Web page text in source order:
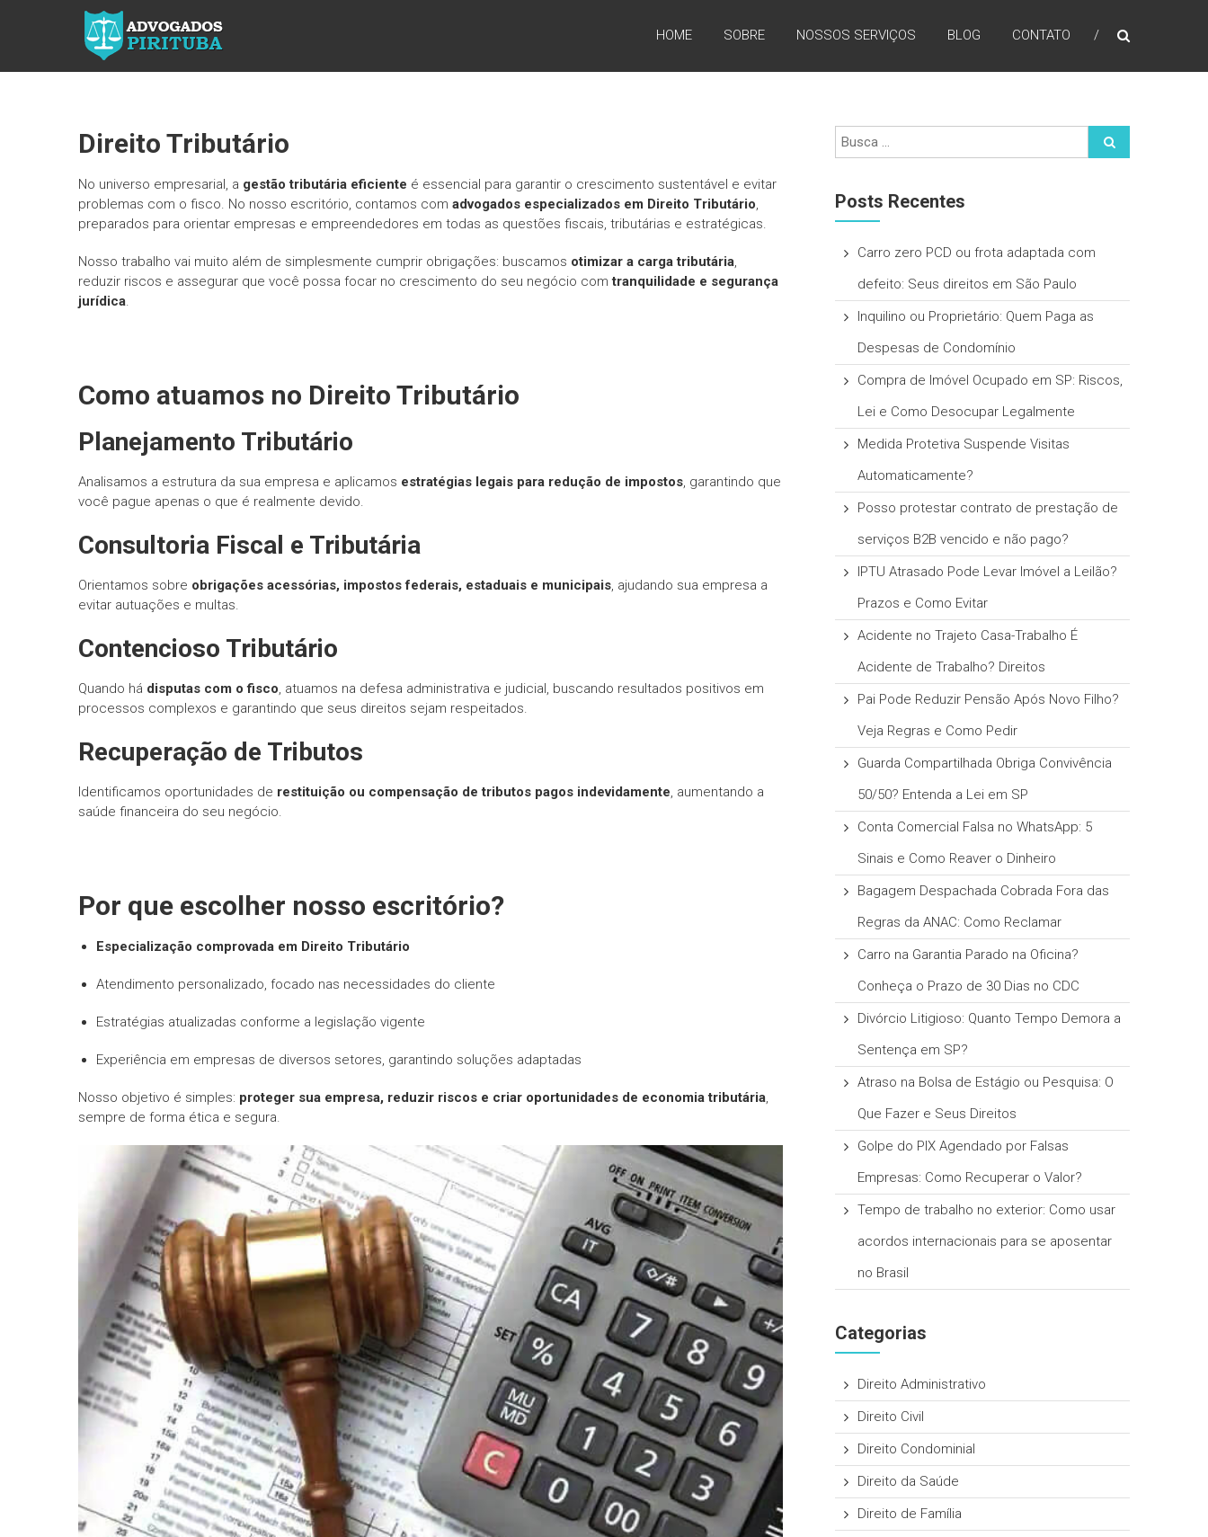
ADVOGADOS
PIRITUBA
advogado?
Entre em
Fazemos
toda a
assessoria
necessita
em seu
caso. Para
em contato e
a sua
necessidade.
HOME SOBRE NOSSOS SERVIÇOS BLOG CONTATO
Direito Tributário
No universo empresarial, a gestão tributária eficiente é essencial para garantir o crescimento sustentável e evitar
problemas com o fisco. No nosso escritório, contamos com advogados especializados em Direito Tributário,
preparados para orientar empresas e empreendedores em todas as questões fiscais, tributárias e estratégicas.
Nosso trabalho vai muito além de simplesmente cumprir obrigações: buscamos otimizar a carga tributária,
reduzir riscos e assegurar que você possa focar no crescimento do seu negócio comtranquilidade e segurança
jurídica.
Como atuamos no Direito Tributário
Planejamento Tributário
Analisamos a estrutura da sua empresa e aplicamos estratégias legais para redução de impostos, garantindo que
você pague apenas o que é realmente devido.
Consultoria Fiscal e Tributária
Orientamos sobre obrigações acessórias, impostos federais, estaduais e municipais, ajudando sua empresa a
evitar autuações e multas.
Contencioso Tributário
Quando há disputas com o fisco, atuamos na defesa administrativa e judicial, buscando resultados positivos em
processos complexos e garantindo que seus direitos sejam respeitados.
Recuperação de Tributos
Identificamos oportunidades de restituição ou compensação de tributos pagos indevidamente, aumentando a
saúde financeira do seu negócio.
Por que escolher nosso escritório?
Especialização comprovada em Direito Tributário
Atendimento personalizado, focado nas necessidades do cliente
Estratégias atualizadas conforme a legislação vigente
Experiência em empresas de diversos setores, garantindo soluções adaptadas
Nosso objetivo é simples: proteger sua empresa, reduzir riscos e criar oportunidades de economia tributária,
sempre de forma ética e segura.
Posts Recentes
Carro zero PCD ou frota adaptada com
defeito: Seus direitos em São Paulo
Inquilino ou Proprietário: Quem Paga as
Despesas de Condomínio
Compra de Imóvel Ocupado em SP: Riscos,
Lei e Como Desocupar Legalmente
Medida Protetiva Suspende Visitas
Automaticamente?
Posso protestar contrato de prestação de
serviços B2B vencido e não pago?
IPTU Atrasado Pode Levar Imóvel a Leilão?
Prazos e Como Evitar
Acidente no Trajeto Casa-Trabalho É
Acidente de Trabalho? Direitos
Pai Pode Reduzir Pensão Após Novo Filho?
Veja Regras e Como Pedir
Guarda Compartilhada Obriga Convivência
50/50? Entenda a Lei em SP
Conta Comercial Falsa no WhatsApp: 5
Sinais e Como Reaver o Dinheiro
Bagagem Despachada Cobrada Fora das
Regras da ANAC: Como Reclamar
Carro na Garantia Parado na Oficina?
Conheça o Prazo de 30 Dias no CDC
Divórcio Litigioso: Quanto Tempo Demora a
Sentença em SP?
Atraso na Bolsa de Estágio ou Pesquisa: O
Que Fazer e Seus Direitos
Golpe do PIX Agendado por Falsas
Empresas: Como Recuperar o Valor?
Tempo de trabalho no exterior: Como usar
acordos internacionais para se aposentar
no Brasil
Categorias
Direito Administrativo
Direito Civil
Direito Condominial
Direito da Saúde
Direito de Família